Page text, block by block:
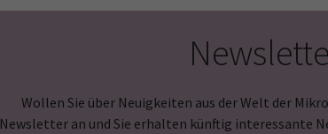
Wollen Sie über Neuigkeiten aus der Welt der
Newsletter an und Sie erhalten künftig interessante